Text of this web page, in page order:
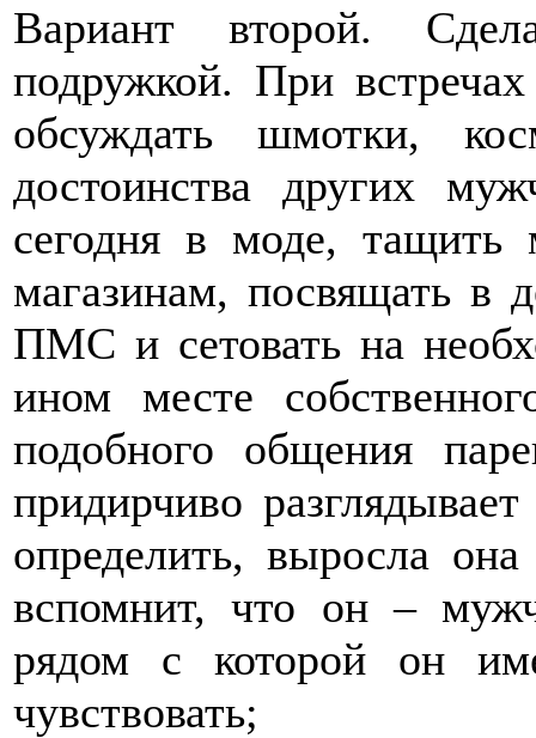
Вариант второй.
подружкой. При
обсуждать шмотки,
достоинства других
сегодня в моде, тащить
магазинам, посвящать в
ПМС и сетовать на
ином месте
подобного общения
придирчиво
определить, выросла
вспомнит, что он –
рядом с которой он
чувствовать;